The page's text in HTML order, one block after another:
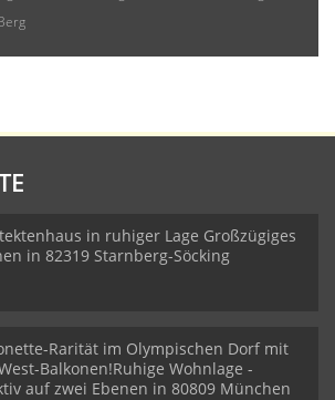
in ruhiger Lage Großzügiges
in 82319 Starnberg-Söcking
Rarität im Olympischen Dorf mit
Balkonen!Ruhige Wohnlage -
auf zwei Ebenen in 80809 München